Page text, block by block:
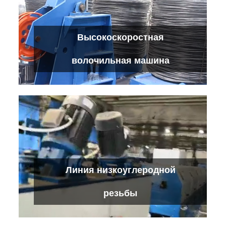
Производство оцинкованной сетки из
проволоки
Проверьте детали
Высокоскоростная
волочильная машина
Высокоскоростная волочильная машина
Проверьте детали
Линия низкоуглеродной
резьбы